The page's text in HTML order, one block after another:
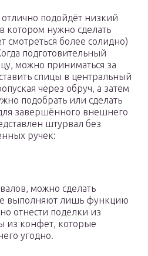
подойдёт низкий
котором нужно сделать
смотреться более солидно)
подготовительный
можно приниматься за
спицы в центральный
через обруч, а затем
подобрать или сделать
завершённого внешнего
штурвал без
ручек:
можно сделать
выполняют лишь функцию
отнести поделки из
из конфет, которые
угодно.